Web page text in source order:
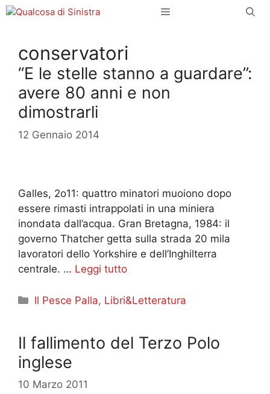
Vai
Menu
conservatori
“E le stelle stanno a guardare”:
avere 80 anni e non
dimostrarli
12 Gennaio 2014
Galles, 2o11: quattro minatori muoiono dopo
essere rimasti intrappolati in una miniera
inondata dall’acqua. Gran Bretagna, 1984: il
governo Thatcher getta sulla strada 20 mila
lavoratori dello Yorkshire e dell’Inghilterra
centrale. … Leggi tutto
Categorie
Il Pesce Palla, Libri&Letteratura
Il fallimento del Terzo Polo
inglese
10 Marzo 2011